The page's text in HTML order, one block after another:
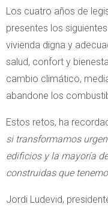
Los cuatro años de
presentes los
vivienda digna y
salud, confort y
cambio climático,
abandone los
Estos retos, ha
si transformamos
edificios y la mayoría
construidas que
Jordi Ludevid,